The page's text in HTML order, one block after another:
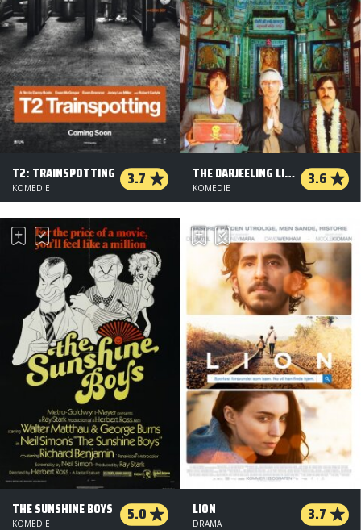
T2: TRAINSPOTTING 3.7
KOMEDIE
THE DARJEELING LIMITED 3.6
KOMEDIE
THE SUNSHINE BOYS 5.0
KOMEDIE
LION 3.7
DRAMA